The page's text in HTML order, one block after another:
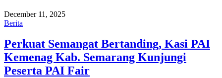
December 11, 2025
Berita
Perkuat Semangat Bertanding, Kasi PAI
Kemenag Kab. Semarang Kunjungi
Peserta PAI Fair